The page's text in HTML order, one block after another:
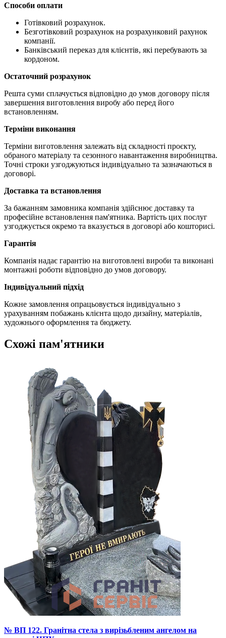
Способи оплати
Готівковий розрахунок.
Безготівковий розрахунок на розрахунковий рахунок
компанії.
Банківський переказ для клієнтів, які перебувають за
кордоном.
Остаточний розрахунок
Решта суми сплачується відповідно до умов договору після
завершення виготовлення виробу або перед його
встановленням.
Терміни виконання
Терміни виготовлення залежать від складності проєкту,
обраного матеріалу та сезонного навантаження виробництва.
Точні строки узгоджуються індивідуально та зазначаються в
договорі.
Доставка та встановлення
За бажанням замовника компанія здійснює доставку та
професійне встановлення пам'ятника. Вартість цих послуг
узгоджується окремо та вказується в договорі або кошторисі.
Гарантія
Компанія надає гарантію на виготовлені вироби та виконані
монтажні роботи відповідно до умов договору.
Індивідуальний підхід
Кожне замовлення опрацьовується індивідуально з
урахуванням побажань клієнта щодо дизайну, матеріалів,
художнього оформлення та бюджету.
Схожі пам'ятники
№ ВП 122. Гранітна стела з вирізьбленим ангелом на